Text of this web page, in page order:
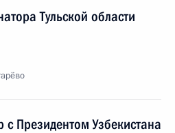
Тульской области
Президентом Узбекистана